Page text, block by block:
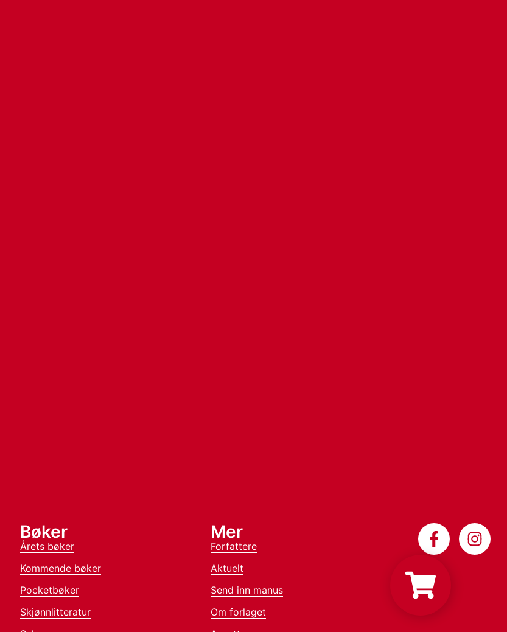
Bøker
Årets bøker
Kommende bøker
Pocketbøker
Skjønnlitteratur
Mer
Forfattere
Aktuelt
Send inn manus
Om forlaget